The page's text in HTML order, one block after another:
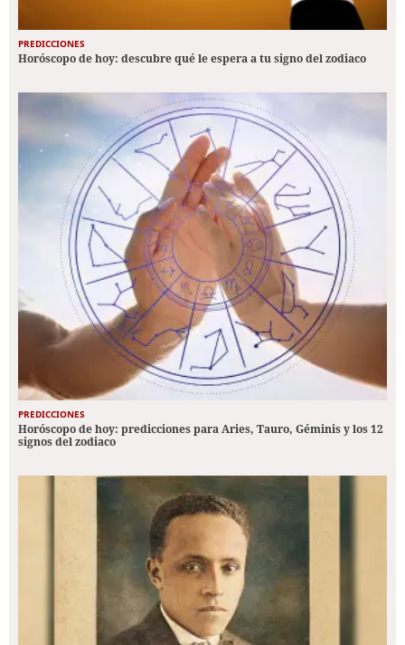
PREDICCIONES
Horóscopo de hoy: descubre qué le espera a tu signo del zodiaco
PREDICCIONES
Horóscopo de hoy: predicciones para Aries, Tauro, Géminis y los 12
signos del zodiaco